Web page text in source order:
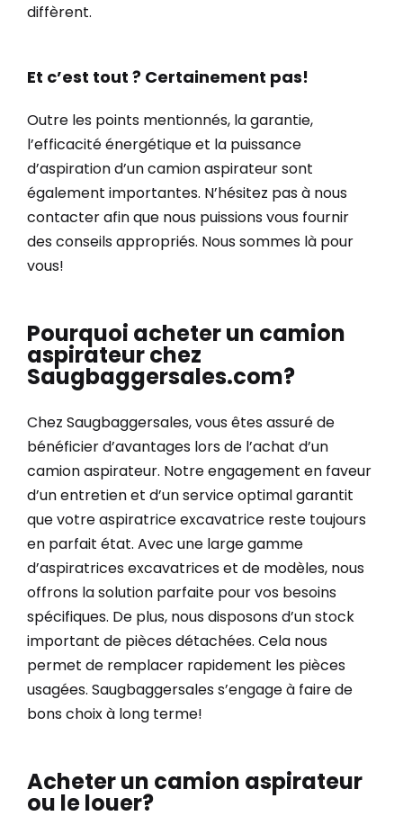
diffèrent.
Et c’est tout ? Certainement pas!
Outre les points mentionnés, la garantie,
l’efficacité énergétique et la puissance
d’aspiration d’un camion aspirateur sont
également importantes. N’hésitez pas à nous
contacter afin que nous puissions vous fournir
des conseils appropriés. Nous sommes là pour
vous!
Pourquoi acheter un camion
aspirateur chez
Saugbaggersales.com?
Chez Saugbaggersales, vous êtes assuré de
bénéficier d’avantages lors de l’achat d’un
camion aspirateur. Notre engagement en faveur
d’un entretien et d’un service optimal garantit
que votre aspiratrice excavatrice reste toujours
en parfait état. Avec une large gamme
d’aspiratrices excavatrices et de modèles, nous
offrons la solution parfaite pour vos besoins
spécifiques. De plus, nous disposons d’un stock
important de pièces détachées. Cela nous
permet de remplacer rapidement les pièces
usagées. Saugbaggersales s’engage à faire de
bons choix à long terme!
Acheter un camion aspirateur
ou le louer?